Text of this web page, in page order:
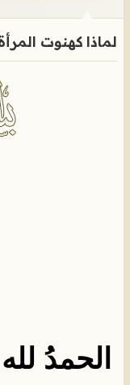
لماذا كهنوت
الحمدُ